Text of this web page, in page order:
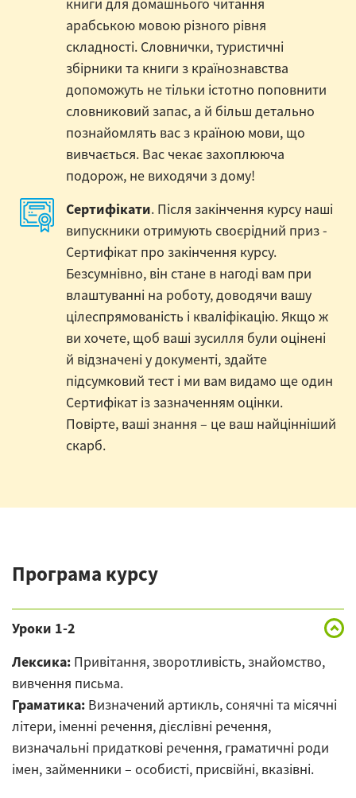
арабською мовою різного рівня
складності. Словнички, туристичні
збірники та книги з країнознавства
допоможуть не тільки істотно поповнити
словниковий запас, а й більш детально
познайомлять вас з країною мови, що
вивчається. Вас чекає захоплююча
подорож, не виходячи з дому!
Сертифікати. Після закінчення курсу наші
випускники отримують своєрідний приз -
Сертифікат про закінчення курсу.
Безсумнівно, він стане в нагоді вам при
влаштуванні на роботу, доводячи вашу
цілеспрямованість і кваліфікацію. Якщо ж
ви хочете, щоб ваші зусилля були оцінені
й відзначені у документі, здайте
підсумковий тест і ми вам видамо ще один
Сертифікат із зазначенням оцінки.
Повірте, ваші знання – це ваш найцінніший
скарб.
Програма курсу
Уроки 1-2
Лексика: Привітання, зворотливість, знайомство,
вивчення письма.
Граматика: Визначений артикль, сонячні та місячні
літери, іменні речення, дієслівні речення,
визначальні придаткові речення, граматичні роди
імен, займенники – особисті, присвійні, вказівні.